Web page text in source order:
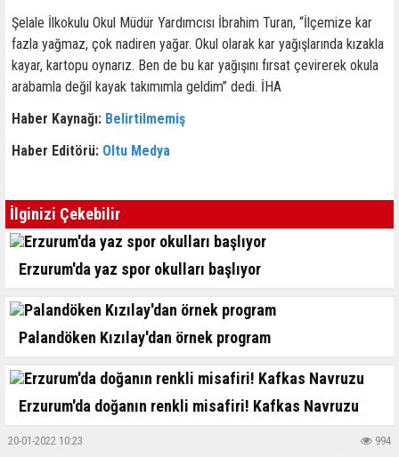
Şelale İlkokulu Okul Müdür Yardımcısı İbrahim Turan, “İlçemize kar
fazla yağmaz, çok nadiren yağar. Okul olarak kar yağışlarında kızakla
kayar, kartopu oynarız. Ben de bu kar yağışını fırsat çevirerek okula
arabamla değil kayak takımımla geldim” dedi. İHA
Haber Kaynağı: Belirtilmemiş
Haber Editörü: Oltu Medya
İlginizi Çekebilir
Erzurum'da yaz spor okulları başlıyor
Palandöken Kızılay'dan örnek program
Erzurum'da doğanın renkli misafiri! Kafkas Navruzu
20-01-2022 10:23 994